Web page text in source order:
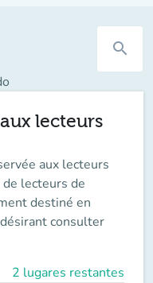
search
lecteurs
aux lecteurs
lecteurs de
destiné en
consulter
2 lugares restantes